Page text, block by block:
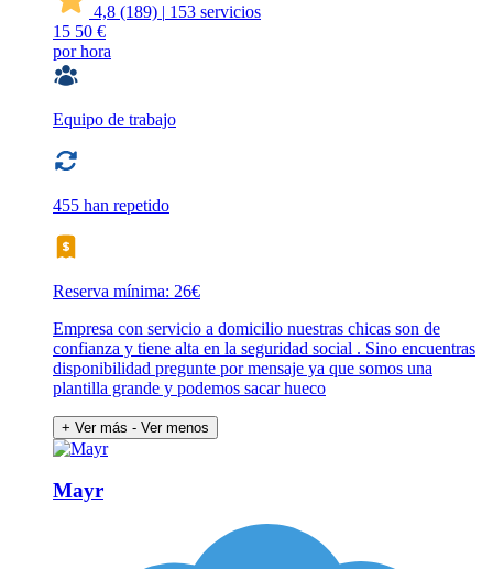
4,8 (189) | 153 servicios
15 50 €
por hora
Equipo de trabajo
455 han repetido
Reserva mínima: 26€
Empresa con servicio a domicilio nuestras chicas son de
confianza y tiene alta en la seguridad social . Sino encuentras
disponibilidad pregunte por mensaje ya que somos una
plantilla grande y podemos sacar hueco
+ Ver más - Ver menos
Mayr